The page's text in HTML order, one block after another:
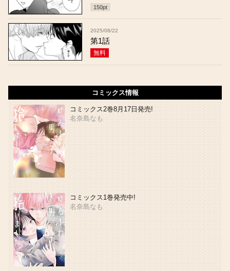
150pt
2025/08/22
第1話
無料
コミックス情報
コミックス2巻8月17日発売!
名奈島なも
コミックス1巻発売中!
名奈島なも